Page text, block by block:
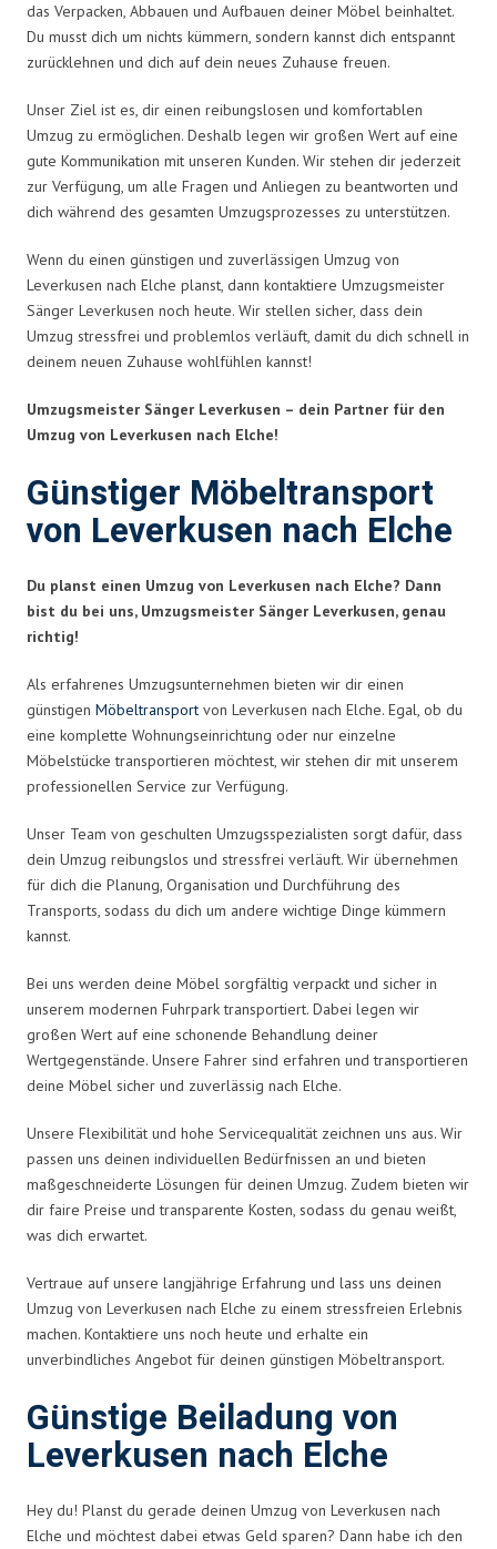
das Verpacken, Abbauen und Aufbauen deiner Möbel beinhaltet.
Du musst dich um nichts kümmern, sondern kannst dich entspannt
zurücklehnen und dich auf dein neues Zuhause freuen.
Unser Ziel ist es, dir einen reibungslosen und komfortablen
Umzug zu ermöglichen. Deshalb legen wir großen Wert auf eine
gute Kommunikation mit unseren Kunden. Wir stehen dir jederzeit
zur Verfügung, um alle Fragen und Anliegen zu beantworten und
dich während des gesamten Umzugsprozesses zu unterstützen.
Wenn du einen günstigen und zuverlässigen Umzug von
Leverkusen nach Elche planst, dann kontaktiere Umzugsmeister
Sänger Leverkusen noch heute. Wir stellen sicher, dass dein
Umzug stressfrei und problemlos verläuft, damit du dich schnell in
deinem neuen Zuhause wohlfühlen kannst!
Umzugsmeister Sänger Leverkusen – dein Partner für den
Umzug von Leverkusen nach Elche!
Günstiger Möbeltransport
von Leverkusen nach Elche
Du planst einen Umzug von Leverkusen nach Elche? Dann
bist du bei uns, Umzugsmeister Sänger Leverkusen, genau
richtig!
Als erfahrenes Umzugsunternehmen bieten wir dir einen
günstigen Möbeltransport von Leverkusen nach Elche. Egal, ob du
eine komplette Wohnungseinrichtung oder nur einzelne
Möbelstücke transportieren möchtest, wir stehen dir mit unserem
professionellen Service zur Verfügung.
Unser Team von geschulten Umzugsspezialisten sorgt dafür, dass
dein Umzug reibungslos und stressfrei verläuft. Wir übernehmen
für dich die Planung, Organisation und Durchführung des
Transports, sodass du dich um andere wichtige Dinge kümmern
kannst.
Bei uns werden deine Möbel sorgfältig verpackt und sicher in
unserem modernen Fuhrpark transportiert. Dabei legen wir
großen Wert auf eine schonende Behandlung deiner
Wertgegenstände. Unsere Fahrer sind erfahren und transportieren
deine Möbel sicher und zuverlässig nach Elche.
Unsere Flexibilität und hohe Servicequalität zeichnen uns aus. Wir
passen uns deinen individuellen Bedürfnissen an und bieten
maßgeschneiderte Lösungen für deinen Umzug. Zudem bieten wir
dir faire Preise und transparente Kosten, sodass du genau weißt,
was dich erwartet.
Vertraue auf unsere langjährige Erfahrung und lass uns deinen
Umzug von Leverkusen nach Elche zu einem stressfreien Erlebnis
machen. Kontaktiere uns noch heute und erhalte ein
unverbindliches Angebot für deinen günstigen Möbeltransport.
Günstige Beiladung von
Leverkusen nach Elche
Hey du! Planst du gerade deinen Umzug von Leverkusen nach
Elche und möchtest dabei etwas Geld sparen? Dann habe ich den